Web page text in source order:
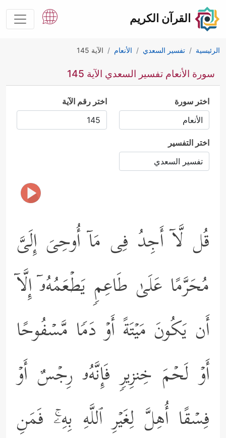
القرآن الكريم
الرئيسية تفسير السعدي الأنعام الآية 145
سورة الأنعام تفسير السعدي الآية 145
اختر سورة اختر رقم الآية
اختر التفسير
قُل لَّاۤ أَجِدُ فِی مَاۤ أُوحِیَ إِلَیَّ
مُحَرَّمًا عَلَىٰ طَاعِمࣲ یَطۡعَمُهُۥۤ إِلَّاۤ
أَن یَكُونَ مَیۡتَةً أَوۡ دَمࣰا مَّسۡفُوحًا
أَوۡ لَحۡمَ خِنزِیرࣲ فَإِنَّهُۥ رِجۡسٌ أَوۡ
فِسۡقًا أُهِلَّ لِغَیۡرِ ٱللَّهِ بِهِۦۚ فَمَنِ